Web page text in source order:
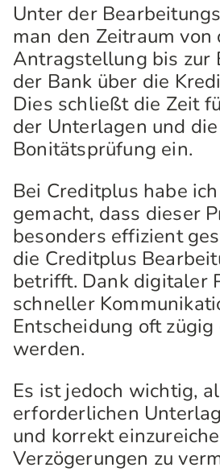
Unter der
man den Zeitraum von
Antragstellung bis zur
der Bank über die
Dies schließt die Zeit
der Unterlagen und die
Bonitätsprüfung ein.
Bei Creditplus habe
gemacht, dass dieser
besonders effizient
die Creditplus
betrifft. Dank digitaler
schneller
Entscheidung oft
werden.
Es ist jedoch wichtig,
erforderlichen
und korrekt
Verzögerungen zu